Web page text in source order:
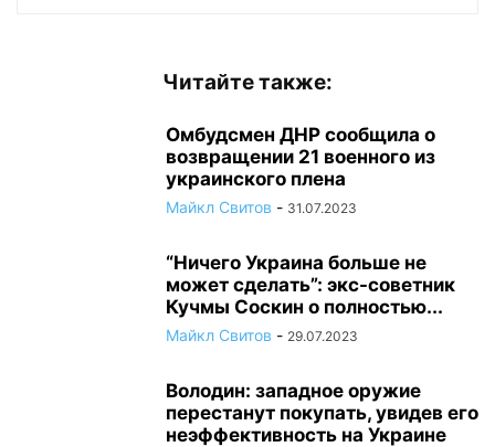
Читайте также:
Омбудсмен ДНР сообщила о
возвращении 21 военного из
украинского плена
Майкл Свитов - 31.07.2023
“Ничего Украина больше не
может сделать”: экс-советник
Кучмы Соскин о полностью...
Майкл Свитов - 29.07.2023
Володин: западное оружие
перестанут покупать, увидев его
неэффективность на Украине